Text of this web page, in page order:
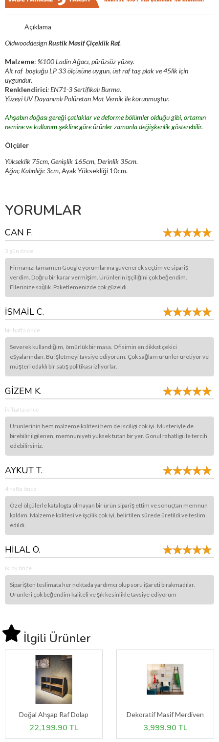
Açıklama
OldwooddesignRustik Masif Çiçeklik Raf.
Malzeme: %100 Ladin Ağacı, pürüzsüz yüzey.
Alt raf boşluğu LP 33 ölçüsüne uygun, üst raf taş plak ve 45lik için
uygundur.
Renklendirici: EN71-3 Sertifikalı Burma.
Yüzeyi UV Dayanımlı Polüretan Mat Vernik ile korunmuştur.
Ahşabın doğası gereği çatlaklar ve deforme bölümler olduğu gibi, ortamın
nemine ve kullanım şekline göre ürünler zamanla değişkenlik gösterebilir.
Ölçüler
Yükseklik 75cm, Genişlik 165cm, Derinlik 35cm.
Ağaç Kalınlığı: 3cm, Ayak Yüksekliği 10cm.
YORUMLAR
CAN F.
3 gün önce
Firmanızı tamamen Google yorumlarına güvenerek seçtim ve sipariş
verdim. Doğru bir karar vermişim. Ürünlerin işçiliğini çok beğendim.
Ellerinize sağlık. Paketlemenizde çok güzeldi.
İSMAİL C.
bir hafta önce
Severek kullandığım, ömürlük bir masa. Ofisimin en dikkat çekici
eşyalarından. Bu işletmeyi tavsiye ediyorum. Çok sağlam ürünler üretiyor ve
müşteri odaklı bir satış politikası izliyorlar.
GİZEM K.
iki hafta önce
Urunlerinin hem malzeme kalitesi hem de isciligi cok iyi. Musteriyle de
birebilir ilgilenen, memnuniyeti yuksek tutan bir yer. Gonul rahatligi ile tercih
edebilirsiniz.
AYKUT T.
4 hafta önce
Özel ölçülerle katalogta olmayan bir ürün sipariş ettim ve sonuçtan memnun
kaldım. Malzeme kalitesi ve işçilik çok iyi, belirtilen sürede üretildi ve teslim
edildi.
HİLAL Ö.
iki ay önce
Siparişten teslimata her noktada yardımcı olup soru işareti bırakmadılar.
Ürünleri çok beğendim kaliteli ve şık kesinlikle tavsiye ediyorum
İlgili Ürünler
Doğal Ahşap Raf Dolap
22,199.90 TL
Dekoratif Masif Merdiven
3,999.90 TL